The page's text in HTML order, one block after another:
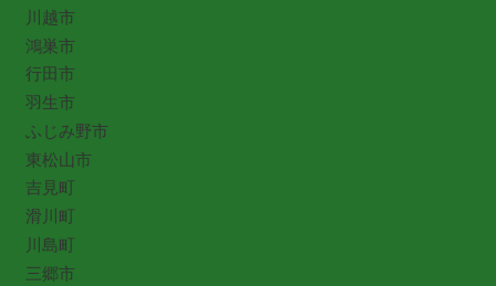
川越市
鴻巣市
行田市
羽生市
ふじみ野市
東松山市
吉見町
滑川町
川島町
三郷市